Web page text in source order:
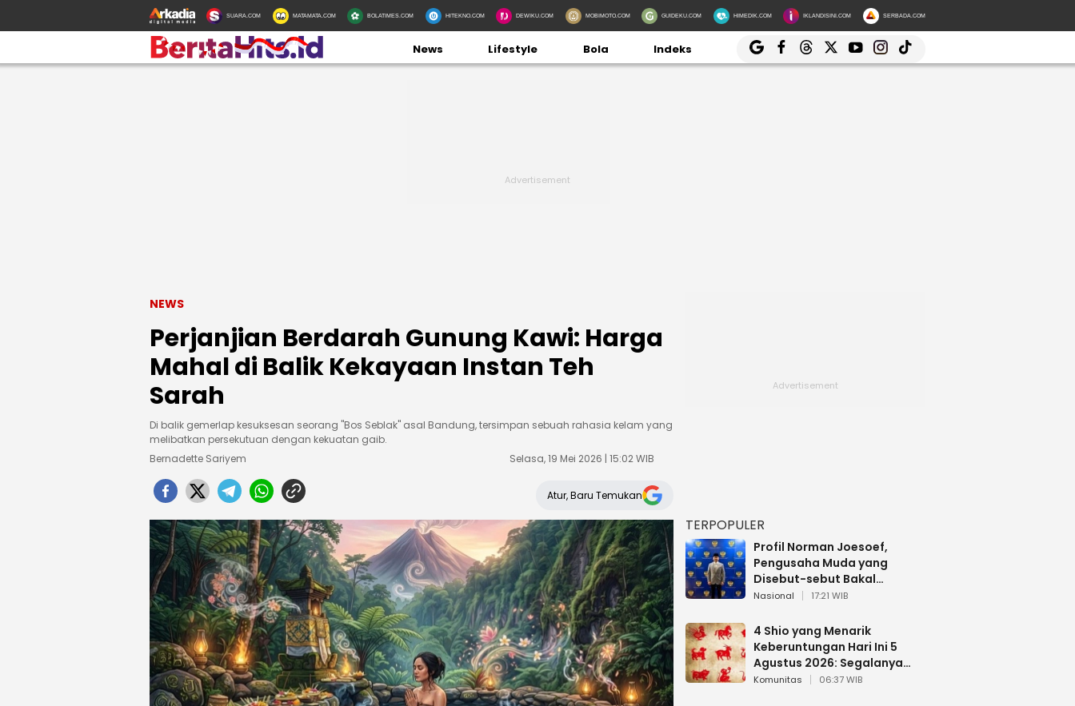
SUARA.COM MATAMATA.COM BOLATIMES.COM HITEKNO.COM DEWIKU.COM MOBIMOTO.COM GUIDEKU.COM HIMEDIK.COM IKLANDISINI.COM SERBADA.COM
News Lifestyle Bola Indeks
NEWS
Perjanjian Berdarah Gunung Kawi: Harga
Mahal di Balik Kekayaan Instan Teh
Sarah
Di balik gemerlap kesuksesan seorang "Bos Seblak" asal Bandung, tersimpan sebuah rahasia kelam yang
melibatkan persekutuan dengan kekuatan gaib.
Bernadette Sariyem
Selasa, 19 Mei 2026 | 15:02 WIB
Atur, Baru Temukan
TERPOPULER
Profil Norman Joesoef,
Pengusaha Muda yang
Disebut-sebut Bakal
Dilantik Jadi Wamenhan RI
Nasional 17:21 WIB
4 Shio yang Menarik
Keberuntungan Hari Ini 5
Agustus 2026: Segalanya
Berjalan Lancar
Komunitas 06:37 WIB